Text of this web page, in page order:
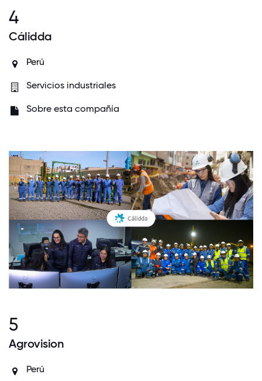
4
Cálidda
Perú
Servicios industriales
Sobre esta compañía
5
Agrovision
Perú